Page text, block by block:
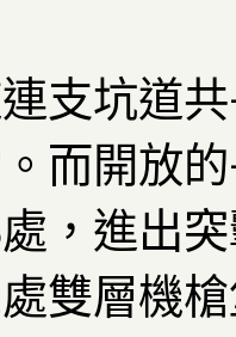
支坑道
而開放
，進出
雙層機